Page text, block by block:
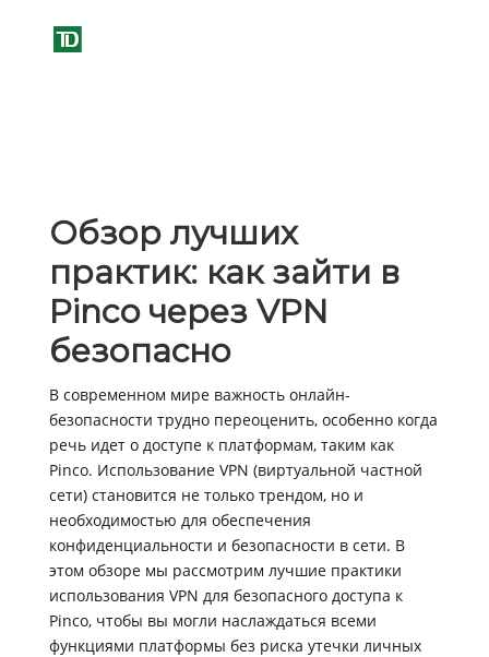
Обзор лучших
практик: как зайти в
Pinco через VPN
безопасно
В современном мире важность онлайн-
безопасности трудно переоценить, особенно когда
речь идет о доступе к платформам, таким как
Pinco. Использование VPN (виртуальной частной
сети) становится не только трендом, но и
необходимостью для обеспечения
конфиденциальности и безопасности в сети. В
этом обзоре мы рассмотрим лучшие практики
использования VPN для безопасного доступа к
Pinco, чтобы вы могли наслаждаться всеми
функциями платформы без риска утечки личных